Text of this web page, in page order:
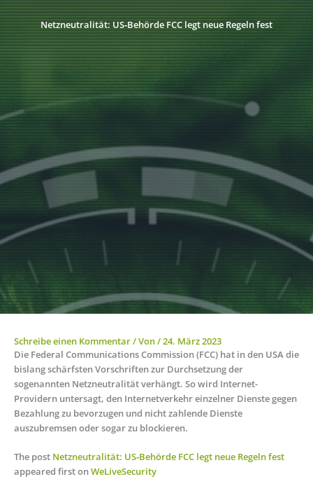
Netzneutralität: US‑Behörde FCC legt neue Regeln fest
Schreibe einen Kommentar/ Von/24. März 2023
Die Federal Communications Commission (FCC) hat in den USA die
bislang schärfsten Vorschriften zur Durchsetzung der
sogenannten Netzneutralität verhängt. So wird Internet-
Providern untersagt, den Internetverkehr einzelner Dienste gegen
Bezahlung zu bevorzugen und nicht zahlende Dienste
auszubremsen oder sogar zu blockieren.
The post Netzneutralität: US‑Behörde FCC legt neue Regeln fest
appeared first onWeLiveSecurity